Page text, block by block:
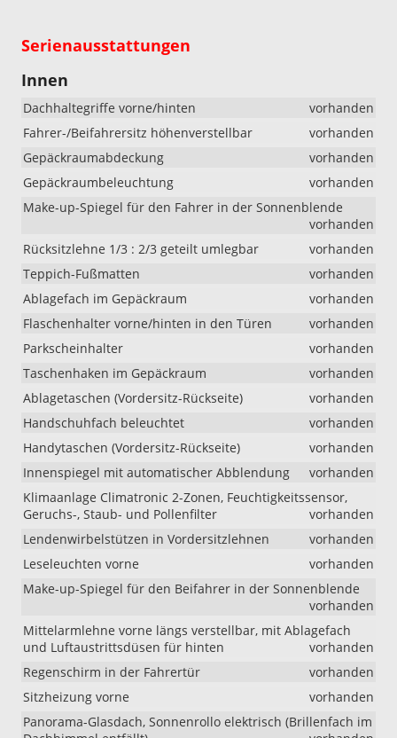
Serienausstattungen
Innen
Dachhaltegriffe vorne/hinten
vorhanden
Fahrer-/Beifahrersitz höhenverstellbar
vorhanden
Gepäckraumabdeckung
vorhanden
Gepäckraumbeleuchtung
vorhanden
Make-up-Spiegel für den Fahrer in der Sonnenblende
vorhanden
Rücksitzlehne 1/3 : 2/3 geteilt umlegbar
vorhanden
Teppich-Fußmatten
vorhanden
Ablagefach im Gepäckraum
vorhanden
Flaschenhalter vorne/hinten in den Türen
vorhanden
Parkscheinhalter
vorhanden
Taschenhaken im Gepäckraum
vorhanden
Ablagetaschen (Vordersitz-Rückseite)
vorhanden
Handschuhfach beleuchtet
vorhanden
Handytaschen (Vordersitz-Rückseite)
vorhanden
Innenspiegel mit automatischer Abblendung
vorhanden
Klimaanlage Climatronic 2-Zonen, Feuchtigkeitssensor,
Geruchs-, Staub- und Pollenfilter
vorhanden
Lendenwirbelstützen in Vordersitzlehnen
vorhanden
Leseleuchten vorne
vorhanden
Make-up-Spiegel für den Beifahrer in der Sonnenblende
vorhanden
Mittelarmlehne vorne längs verstellbar, mit Ablagefach
und Luftaustrittsdüsen für hinten
vorhanden
Regenschirm in der Fahrertür
vorhanden
Sitzheizung vorne
vorhanden
Panorama-Glasdach, Sonnenrollo elektrisch (Brillenfach im